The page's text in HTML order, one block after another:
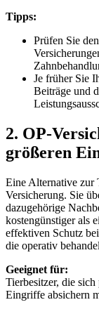
Tipps:
Prüfen Sie
Je früher Sie
Beiträge und
2. OP-
größeren
Eine Alternative zur
Versicherung. Sie
dazugehörige
kostengünstiger als
effektiven Schutz
die operativ
Geeignet für:
Tierbesitzer, die
Eingriffe absichern